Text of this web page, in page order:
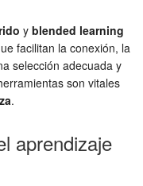
y blended learning
facilitan la conexión, la
selección adecuada y
son vitales
.
aprendizaje